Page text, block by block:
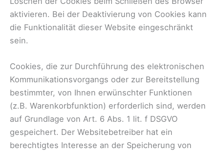
aktivieren. Bei der Deaktivierung von Cookies kann
die Funktionalität dieser Website eingeschränkt
sein.
Cookies, die zur Durchführung des elektronischen
Kommunikationsvorgangs oder zur Bereitstellung
bestimmter, von Ihnen erwünschter Funktionen
(z.B. Warenkorbfunktion) erforderlich sind, werden
auf Grundlage von Art. 6 Abs. 1 lit. f DSGVO
gespeichert. Der Websitebetreiber hat ein
berechtigtes Interesse an der Speicherung von